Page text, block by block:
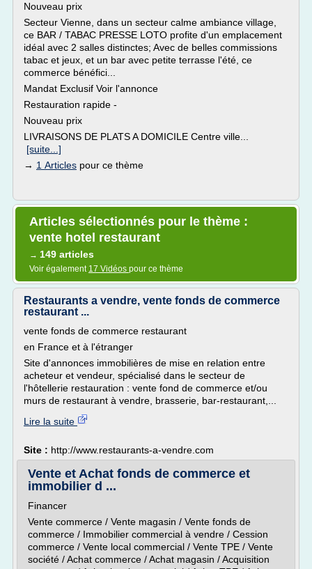
Nouveau prix
Secteur Vienne, dans un secteur calme ambiance village,
ce BAR / TABAC PRESSE LOTO profite d'un emplacement
idéal avec 2 salles distinctes; Avec de belles commissions
tabac et jeux, et un bar avec petite terrasse l'été, ce
commerce bénéfici...
Mandat Exclusif Voir l'annonce
Restauration rapide -
Nouveau prix
LIVRAISONS DE PLATS A DOMICILE Centre ville...
[suite...]
→ 1 Articles pour ce thème
Articles sélectionnés pour le thème :
vente hotel restaurant
→ 149 articles
Voir également 17 Vidéos pour ce thème
Restaurants a vendre, vente fonds de commerce
restaurant ...
vente fonds de commerce restaurant
en France et à l'étranger
Site d'annonces immobilières de mise en relation entre
acheteur et vendeur, spécialisé dans le secteur de
l'hôtellerie restauration : vente fond de commerce et/ou
murs de restaurant à vendre, brasserie, bar-restaurant,...
Lire la suite
Site : http://www.restaurants-a-vendre.com
Vente et Achat fonds de commerce et
immobilier d ...
Financer
Vente commerce / Vente magasin / Vente fonds de
commerce / Immobilier commercial à vendre / Cession
commerce / Vente local commercial / Vente TPE / Vente
société / Achat commerce / Achat magasin / Acquisition